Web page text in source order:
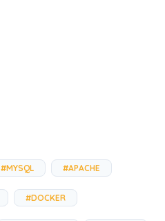
#MYSQL #APACHE
#DOCKER